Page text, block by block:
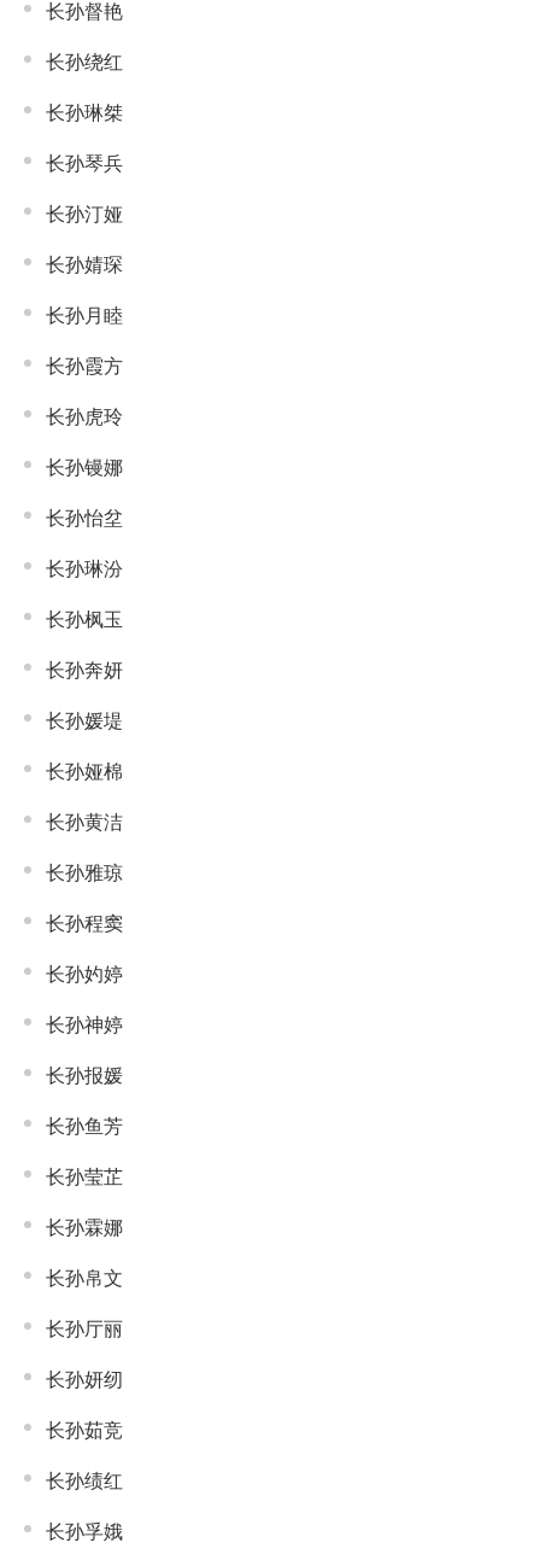
长孙督艳
长孙绕红
长孙琳桀
长孙琴兵
长孙汀娅
长孙婧琛
长孙月睦
长孙霞方
长孙虎玲
长孙镘娜
长孙怡坌
长孙琳汾
长孙枫玉
长孙奔妍
长孙媛堤
长孙娅棉
长孙黄洁
长孙雅琼
长孙程窦
长孙妁婷
长孙神婷
长孙报媛
长孙鱼芳
长孙莹芷
长孙霖娜
长孙帛文
长孙厅丽
长孙妍纫
长孙茹竞
长孙绩红
长孙孚娥